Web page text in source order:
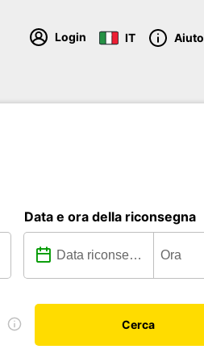
Login IT Aiuto
Data e ora della riconsegna
Cerca